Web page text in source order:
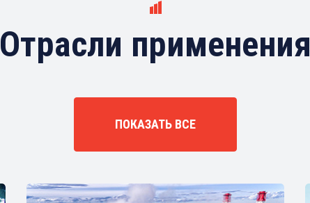
Отрасли применения
ПОКАЗАТЬ ВСЕ